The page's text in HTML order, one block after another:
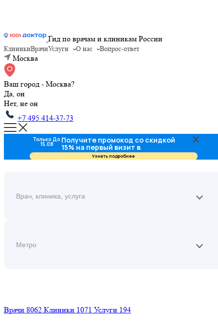
Гид по врачам и клиникам России
КлиникиВрачиУслуги О нас Вопрос-ответ
Москва
Ваш город - Москва?
Да, он
Нет, не он
+7 495 414-37-73
Врачи 8062 Клиники 1071 Услуги 194
Только До
15.08 Получите промокод со скидкой
15% на первый визит в
стоматологию
Узнать подробнее